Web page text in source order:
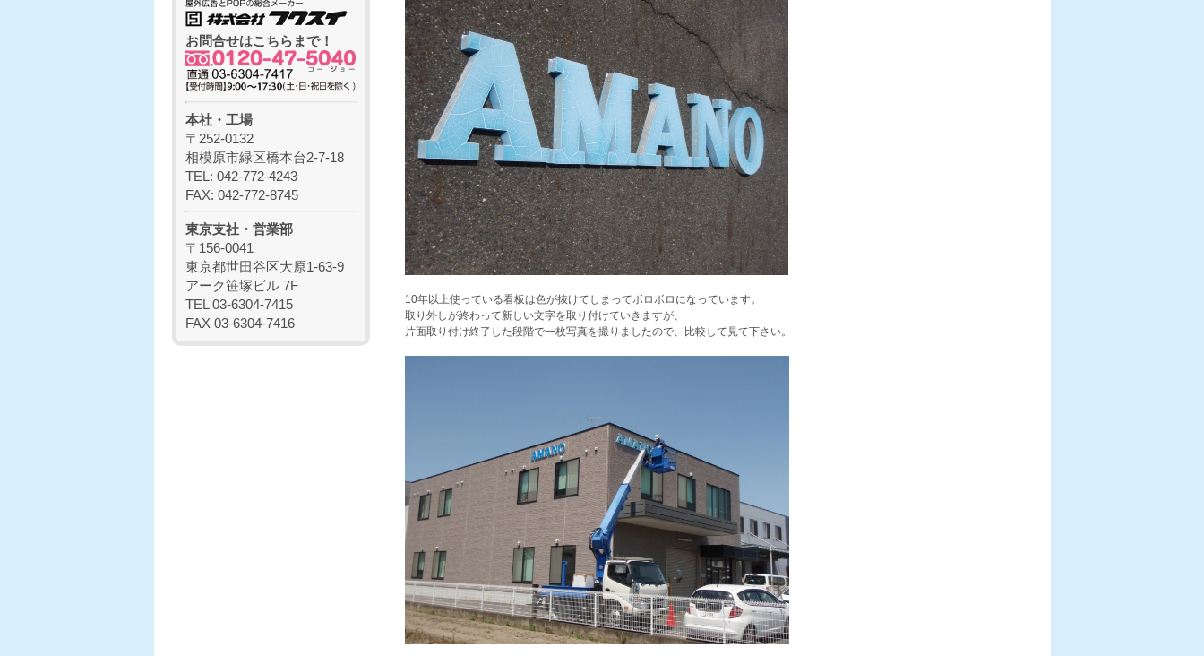
10年以上使っている看板は色が抜けてしまってボロボロになっています。
取り外しが終わって新しい文字を取り付けていきますが、
片面取り付け終了した段階で一枚写真を撮りましたので、比較して見て下さい。
お問合せはこちらまで！
本社・工場
〒252-0132
相模原市緑区橋本台2-7-18
TEL: 042-772-4243
FAX: 042-772-8745
東京支社・営業部
〒156-0041
東京都世田谷区大原1-63-9
アーク笹塚ビル 7F
TEL 03-6304-7415
FAX 03-6304-7416